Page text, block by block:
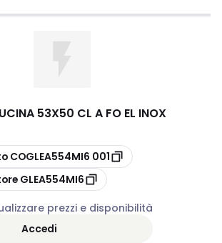
53X50 CL A FO EL INOX
COGLEA554MI6 001
GLEA554MI6
prezzi e disponibilità
Accedi